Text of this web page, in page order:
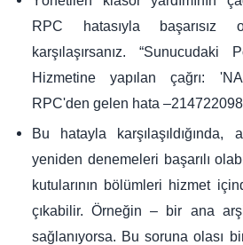
RPC hatasıyla başarısız
karşılaşırsanız. “Sunucudaki
Hizmetine yapılan çağrı:
RPC'den gelen hata
Bu hatayla karşılaşıldığında,
yeniden denemeleri başarılı
kutularının bölümleri hizmet
çıkabilir. Örneğin – bir ana
sağlanıyorsa. Bu soruna olası